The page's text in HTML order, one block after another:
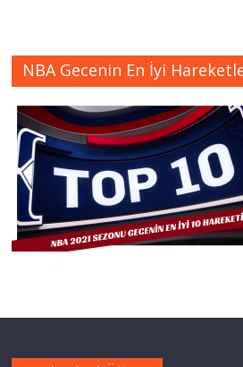
NBA Gecenin En İyi